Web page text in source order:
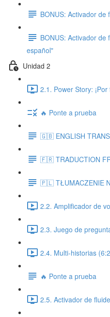
BONUS: Activador
BONUS: Activador de
español"
Unidad 2
2.1. Power Story:
🔥 Ponte a prueba
🇬🇧 ENGLISH
🇫🇷 TRADUCTION
🇵🇱 TŁUMACZENIE
2.2. Amplificador de
2.3. Juego de
2.4. Multi-historias
🔥 Ponte a prueba
2.5. Activador de